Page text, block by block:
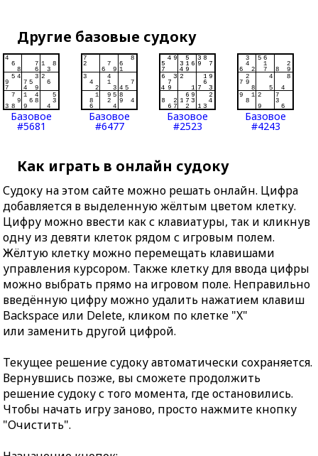
Другие базовые судоку
Базовое
#5681
Базовое
#6477
Базовое
#2523
Базовое
#4243
Как играть в онлайн судоку
Судоку на этом сайте можно решать онлайн. Цифра
добавляется в выделенную жёлтым цветом клетку.
Цифру можно ввести как с клавиатуры, так и кликнув
одну из девяти клеток рядом с игровым полем.
Жёлтую клетку можно перемещать клавишами
управления курсором. Также клетку для ввода цифры
можно выбрать прямо на игровом поле. Неправильно
введённую цифру можно удалить нажатием клавиш
Backspace или Delete, кликом по клетке "X"
или заменить другой цифрой.
Текущее решение судоку автоматически сохраняется.
Вернувшись позже, вы сможете продолжить
решение судоку с того момента, где остановились.
Чтобы начать игру заново, просто нажмите кнопку
"Очистить".